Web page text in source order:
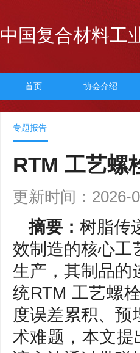
中国复合材料工
首页 协会介绍
专题报告
RTM 工艺螺
更新时间：2026-
摘要：树脂传
效制造的核心工
生产，其制品的
统RTM 工艺螺
度误差累积、预
术难题，本文提